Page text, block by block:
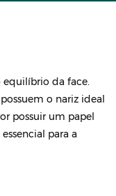
equilíbrio da face.
o nariz ideal
possuir um papel
para a